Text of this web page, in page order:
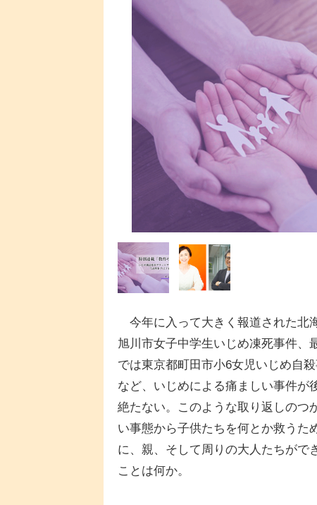
今年に入って大きく報道された北
旭川市女子中学生いじめ凍死事件、
では東京都町田市小6女児いじめ自
など、いじめによる痛ましい事件が
絶たない。このような取り返しのつ
い事態から子供たちを何とか救うた
に、親、そして周りの大人たちがで
ことは何か。